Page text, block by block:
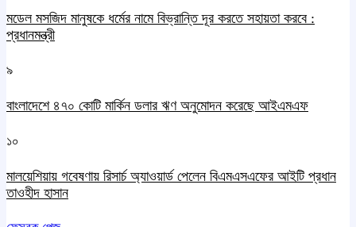
মডেল মসজিদ মানুষকে ধর্মের নামে বিভ্রান্তি দূর করতে সহায়তা করবে :
প্রধানমন্ত্রী
৯
বাংলাদেশে ৪৭০ কোটি মার্কিন ডলার ঋণ অনুমোদন করেছে আইএমএফ
১০
মালয়েশিয়ায় গবেষণায় রিসার্চ অ্যাওয়ার্ড পেলেন বিএমএসএফের আইটি প্রধান
তাওহীদ হাসান